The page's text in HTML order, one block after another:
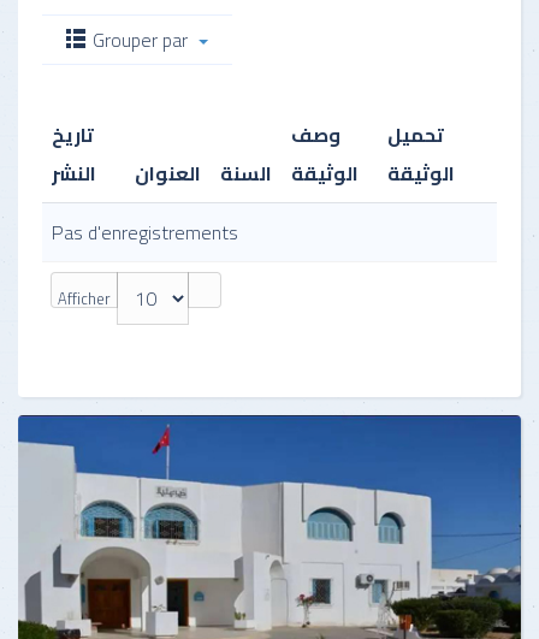
Grouper par
تاريخ
النشر
العنوان السنة
وصف
الوثيقة
تحميل
الوثيقة
Afficher
Pas d'enregistrements